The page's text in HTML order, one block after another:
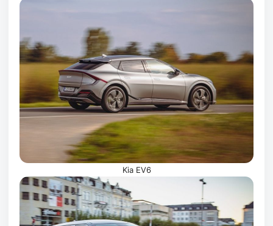
Kia EV6